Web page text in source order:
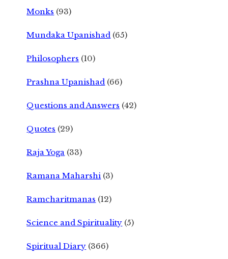
Monks (93)
Mundaka Upanishad (65)
Philosophers (10)
Prashna Upanishad (66)
Questions and Answers (42)
Quotes (29)
Raja Yoga (33)
Ramana Maharshi (3)
Ramcharitmanas (12)
Science and Spirituality (5)
Spiritual Diary (366)